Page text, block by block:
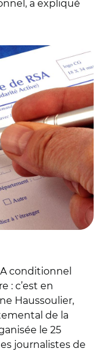
a expliqué
conditionnel
: c’est en
Haussoulier,
de la
le 25
journalistes de